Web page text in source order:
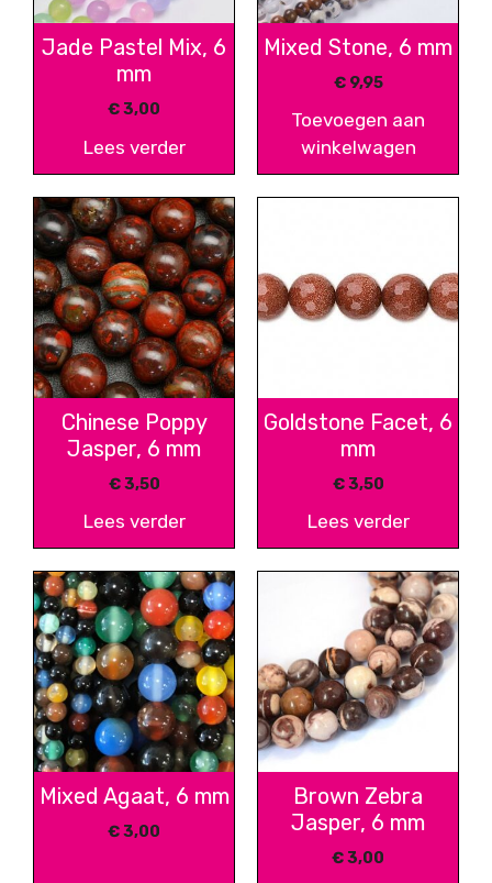
Jade Pastel Mix, 6
mm
€3,00
Lees verder
Mixed Stone, 6 mm
€9,95
Toevoegen aan
winkelwagen
Chinese Poppy
Jasper, 6 mm
€3,50
Lees verder
Goldstone Facet, 6
mm
€3,50
Lees verder
Mixed Agaat, 6 mm
€3,00
Brown Zebra
Jasper, 6 mm
€3,00